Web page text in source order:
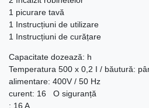
1 picurare tavă
1 Instrucțiuni de utilizare
1 Instrucțiuni de curățare
Capacitate dozează: h
Temperatura 500 x 0,2 I / băutură:
alimentare: 400V / 50 Hz
curent: 16 O siguranță
: 16 A